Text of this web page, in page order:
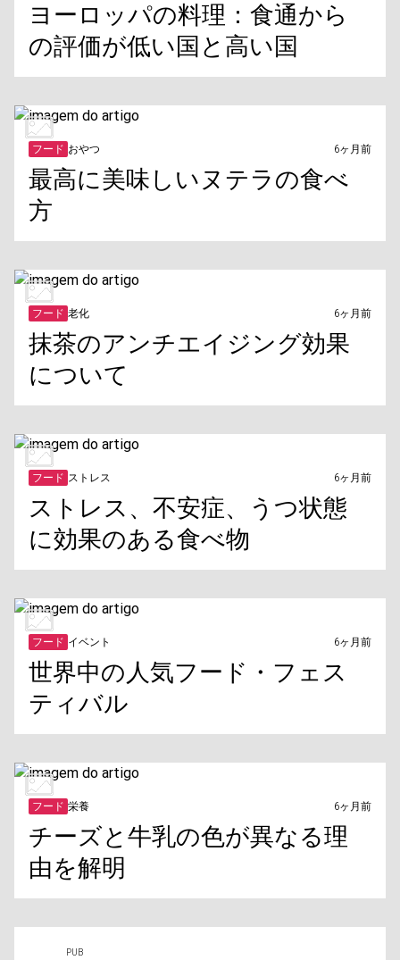
ヨーロッパの料理：食通から
の評価が低い国と高い国
フード おやつ 6ヶ月前
最高に美味しいヌテラの食べ
方
フード 老化 6ヶ月前
抹茶のアンチエイジング効果
について
フード ストレス 6ヶ月前
ストレス、不安症、うつ状態
に効果のある食べ物
フード イベント 6ヶ月前
世界中の人気フード・フェス
ティバル
フード 栄養 6ヶ月前
チーズと牛乳の色が異なる理
由を解明